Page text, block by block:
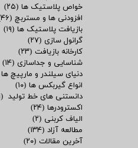
خواص پلاستیک ها (۲۵)
افزودنی ها و مستربچ (۴۶)
بازیافت پلاستیک ها (۱۹)
گرانول سازی (۲۷)
کارخانه بازیافت (۲۳)
شناسایی و جداسازی (۱۴)
دنیای سیلندر و مارپیچ ها
انواع گیربکس ها (۱۰)
دانستنی های خط تولید (۱۱)
اکسترودرها (۲۴)
الیاف کربنی (۲)
مطالعه آزاد (۱۳۴)
آخرین مقالات (۲۰)